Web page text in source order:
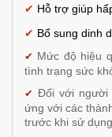
✔ Hỗ trợ giúp
✔ Bổ sung dinh
✔ Mức độ hiệu
tình trạng sức
✔ Đối với người
ứng với các
trước khi sử dụng